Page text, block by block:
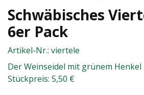
Schwäbisches
6er Pack
Artikel-Nr.: viertele
Der Weinseidel mit grünem
Stückpreis: 5,50 €